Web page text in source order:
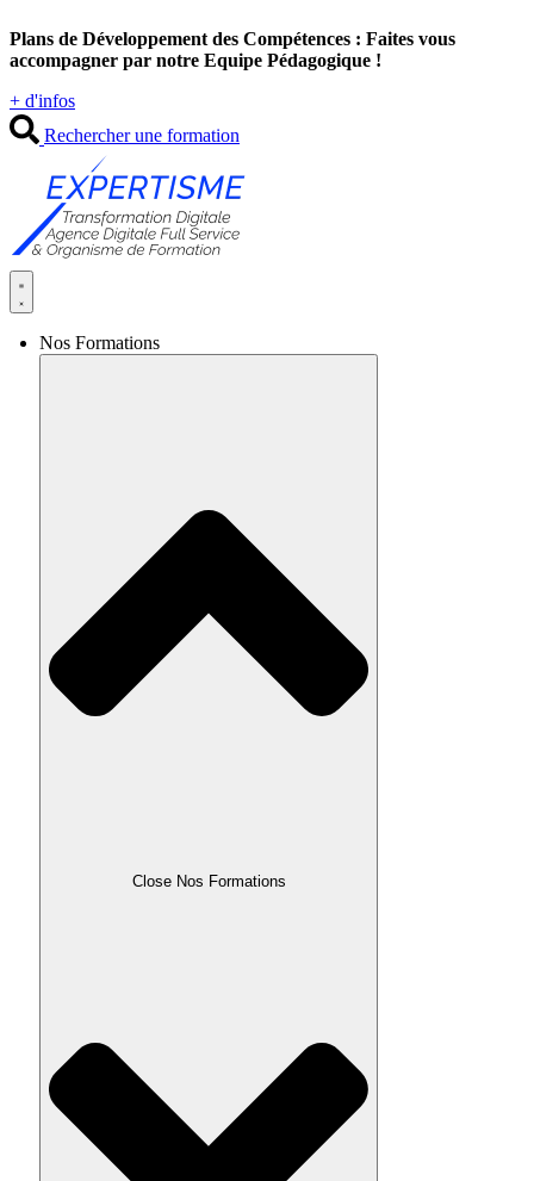
au
contenu
Plans de Développement des Compétences : Faites vous
accompagner par notre Equipe Pédagogique !
+ d'infos
Rechercher une formation
Nos Formations
Close Nos Formations